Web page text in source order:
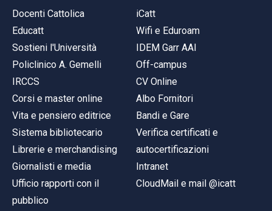
Docenti Cattolica
Educatt
Sostieni l'Università
Policlinico A. Gemelli
IRCCS
Corsi e master online
Vita e pensiero editrice
Sistema bibliotecario
Librerie e merchandising
Giornalisti e media
Ufficio rapporti con il
pubblico
iCatt
Wifi e Eduroam
IDEM Garr AAI
Off-campus
CV Online
Albo Fornitori
Bandi e Gare
Verifica certificati e
autocertificazioni
Intranet
CloudMail e mail @icatt